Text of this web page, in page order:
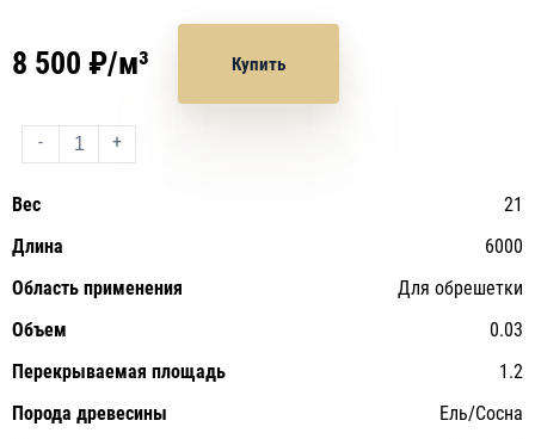
8 500 ₽/м³ Купить
- +
Вес
21
Длина
6000
Область применения
Для обрешетки
Объем
0.03
Перекрываемая площадь
1.2
Порода древесины
Ель/Сосна